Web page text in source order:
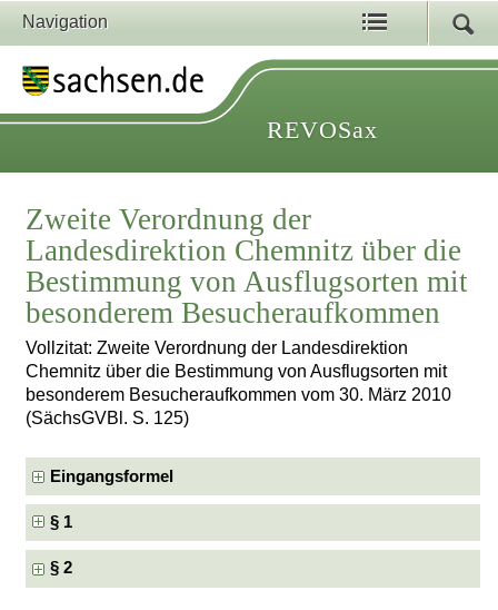
Navigation
REVOSax
Zweite Verordnung der
Landesdirektion Chemnitz über die
Bestimmung von Ausflugsorten mit
besonderem Besucheraufkommen
Vollzitat: Zweite Verordnung der Landesdirektion
Chemnitz über die Bestimmung von Ausflugsorten mit
besonderem Besucheraufkommen vom 30. März 2010
(SächsGVBl. S. 125)
Eingangsformel
§ 1
§ 2